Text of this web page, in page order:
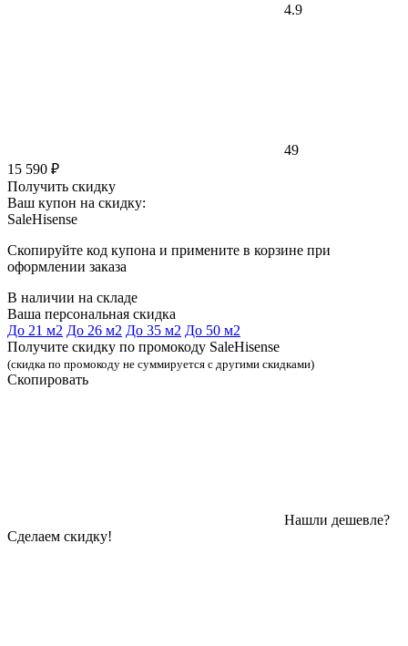
4.9
49
15 590 ₽
Получить скидку
Ваш купон на скидку:
SaleHisense
Скопируйте код купона и примените в корзине при
оформлении заказа
В наличии на складе
Ваша персональная скидка
До 21 м2 До 26 м2 До 35 м2 До 50 м2
Получите скидку по промокоду SaleHisense
(скидка по промокоду не суммируется с другими скидками)
Скопировать
Нашли дешевле?
Сделаем скидку!